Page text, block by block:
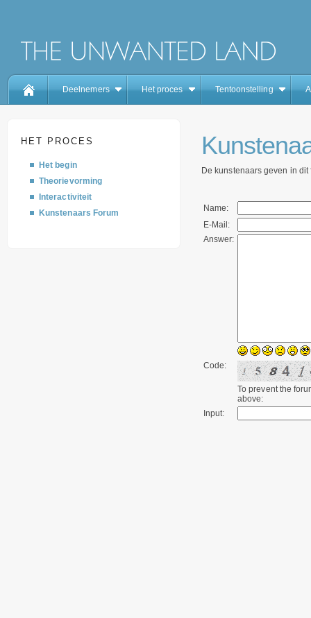
Deelnemers Het proces Tentoonstelling
HET PROCES
Het begin
Theorievorming
Interactiviteit
Kunstenaars Forum
De kunstenaars geven in
Name:
E-Mail:
Answer:
Code:
To prevent the
above:
Input: